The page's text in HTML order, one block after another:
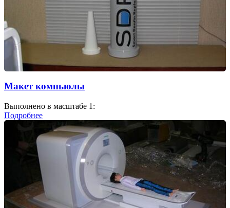
Макет компьюлы
Выполнено в масштабе 1:
Подробнее